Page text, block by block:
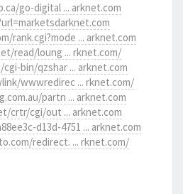
go-digital ... arknet.com
rank.cgi?mode ... arknet.com
read/loung ... rknet.com/
bin/qzshar ... arknet.com
wwwredirec ... rknet.com/
partn ... arknet.com
crtr/cgi/out ... arknet.com
d13d-4751 ... arknet.com
redirect. ... rknet.com/